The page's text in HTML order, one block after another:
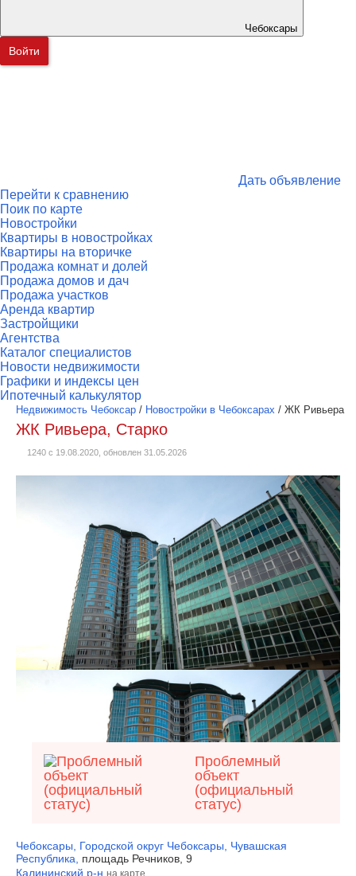
Чебоксары
Войти
Дать объявление
Перейти к сравнению
Поик по карте
Новостройки
Квартиры в новостройках
Квартиры на вторичке
Продажа комнат и долей
Продажа домов и дач
Продажа участков
Аренда квартир
Застройщики
Агентства
Каталог специалистов
Новости недвижимости
Графики и индексы цен
Ипотечный калькулятор
Недвижимость Чебоксар / Новостройки в Чебоксарах / ЖК Ривьера
ЖК Ривьера, Старко
1240 с 19.08.2020, обновлен 31.05.2026
Проблемный
объект
(официальный
статус)
Чебоксары Городской округ Чебоксары
Чувашская
Республика
площадь Речников, 9
Калининский р-н на карте